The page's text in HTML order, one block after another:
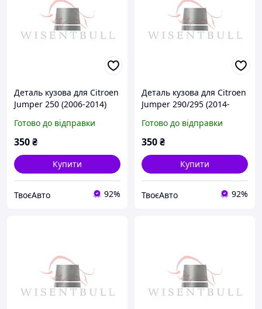
Деталь кузова для Citroen
Jumper 250 (2006-2014)
Готово до відправки
350₴
Купити
ТвоєАвто 92%
Деталь кузова для Citroen
Jumper 290/295 (2014-
Готово до відправки
350₴
Купити
ТвоєАвто 92%